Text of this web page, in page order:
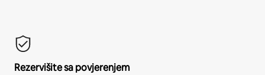
Rezervišite sa povjerenjem